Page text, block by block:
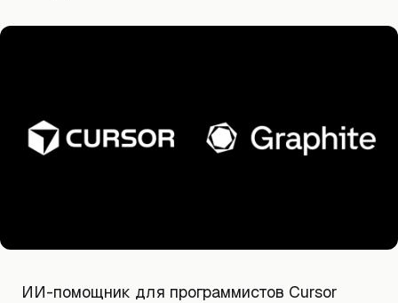
ИИ-помощник для программистов Cursor